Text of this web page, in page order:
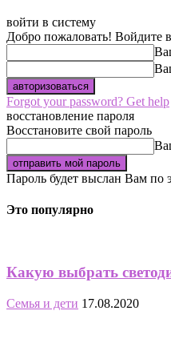
войти в систему
Добро пожаловать! Войдите
Forgot your password? Get help
восстановление пароля
Восстановите свой пароль
Пароль будет выслан Вам по
Это популярно
Какую выбрать
Семья и дети 17.08.2020